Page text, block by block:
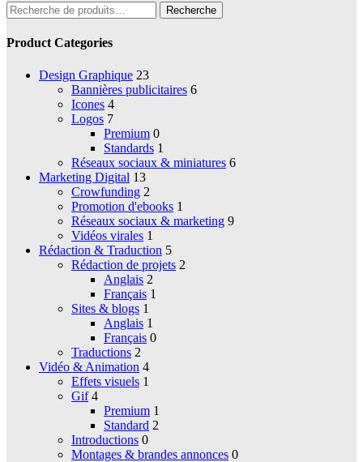
Recherche
pour :
Recherche
Product Categories
Design Graphique 23
Bannières publicitaires 6
Icones 4
Logos 7
Premium 0
Standards 1
Réseaux sociaux & miniatures 6
Marketing Digital 13
Crowfunding 2
Promotion d'ebooks 1
Réseaux sociaux & marketing 9
Vidéos virales 1
Rédaction & Traduction 5
Rédaction de projets 2
Anglais 2
Français 1
Sites & blogs 1
Anglais 1
Français 0
Traductions 2
Vidéo & Animation 4
Effets visuels 1
Gif 4
Premium 1
Standard 2
Introductions 0
Montages & brandes annonces 0